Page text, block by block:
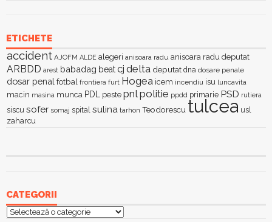
ETICHETE
accident AJOFM ALDE alegeri anisoara radu anisoara radu deputat
ARBDD arest babadag beatcj delta deputat dna dosare penale
dosar penal fotbal frontiera furt Hogea icem incendiu isu luncavita
macin masina munca PDL peste pnlpolitie ppdd primarie PSD rutiera
siscu sofer somaj spital sulina tarhon Teodorescu tulcea usl
zaharcu
CATEGORII
Categorii